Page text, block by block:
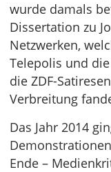
wurde damals
Dissertation zu
Netzwerken,
Telepolis und
die ZDF-
Verbreitung
Das Jahr 2014
Ende –